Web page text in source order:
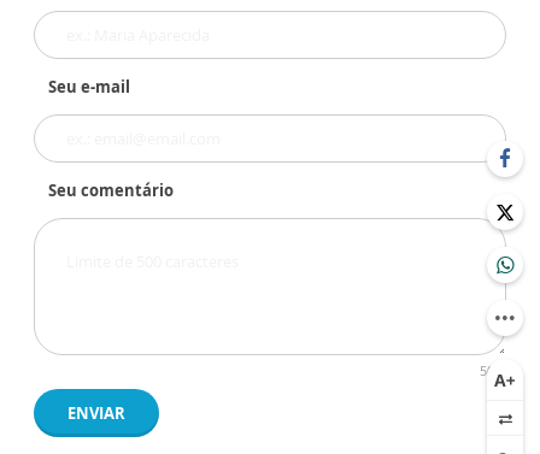
Seu e-mail
Seu comentário
500
ENVIAR